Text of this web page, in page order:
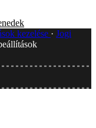
kezelése
Jogi